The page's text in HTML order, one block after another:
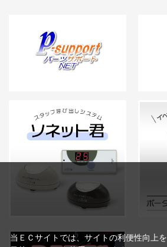
当ＥＣサイトでは、サイトの利便性向上を